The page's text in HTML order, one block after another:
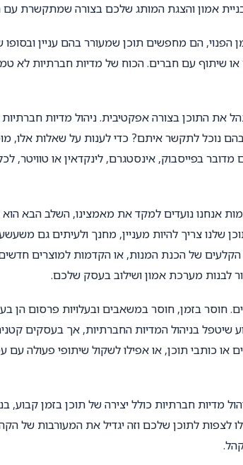
אמון והצגת המותג שלכם בצורה שמתקשרת
הם מחפשים תוכן שמעורר בהם עניין ובסופו
שיתוף עם חברים. הכוח של מדיות חברתיות לא
את התוכן בצורה אפקטיבית. ניהול מדיות
נוכל לתקשר איתם? כדי לענות על שאלות אלו,
בפייסבוק, אינסטגרם, לינקדאין או טוויטר,
אנחנו נועדים למקד את מאמצינו, השלב הבא הוא
שלנו צריך להיות מעניין, מחנך ולעיתים גם
של הכנת המנות, או הקדמות למוצרים
מערכת אמון ושילוב בעסק שלכם.
חוסר בזמן, חוסר במשאבים ובעלויות פרסום הן
בניהול המדיות החברתיות, אך בעסקים קטנים
או כותבי תוכן, או אפילו לשקול שיתופי פעולה
מדיות חברתיות כולל יצירה של תוכן בזמן קבוע,
לתוכן שלכם וזה יגדיל את המעורבות של